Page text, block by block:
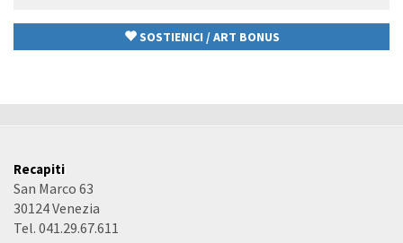
SOSTIENICI / ART BONUS
Recapiti
San Marco 63
30124 Venezia
Tel. 041.29.67.611